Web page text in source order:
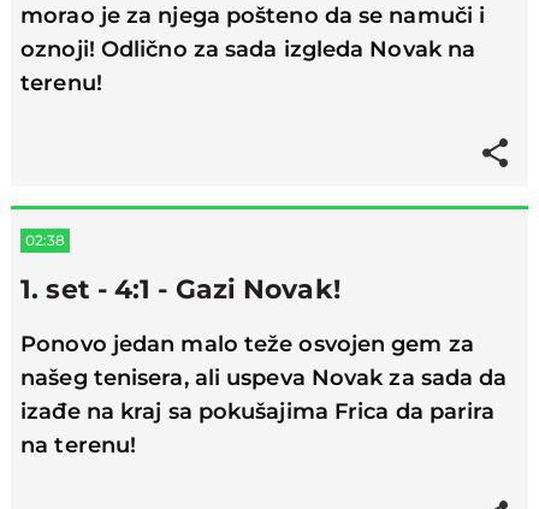
morao je za njega pošteno da se namuči i
oznoji! Odlično za sada izgleda Novak na
terenu!
02:38
1. set - 4:1 - Gazi Novak!
Ponovo jedan malo teže osvojen gem za
našeg tenisera, ali uspeva Novak za sada da
izađe na kraj sa pokušajima Frica da parira
na terenu!